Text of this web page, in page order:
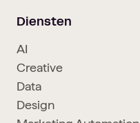
Diensten
AI
Creative
Data
Design